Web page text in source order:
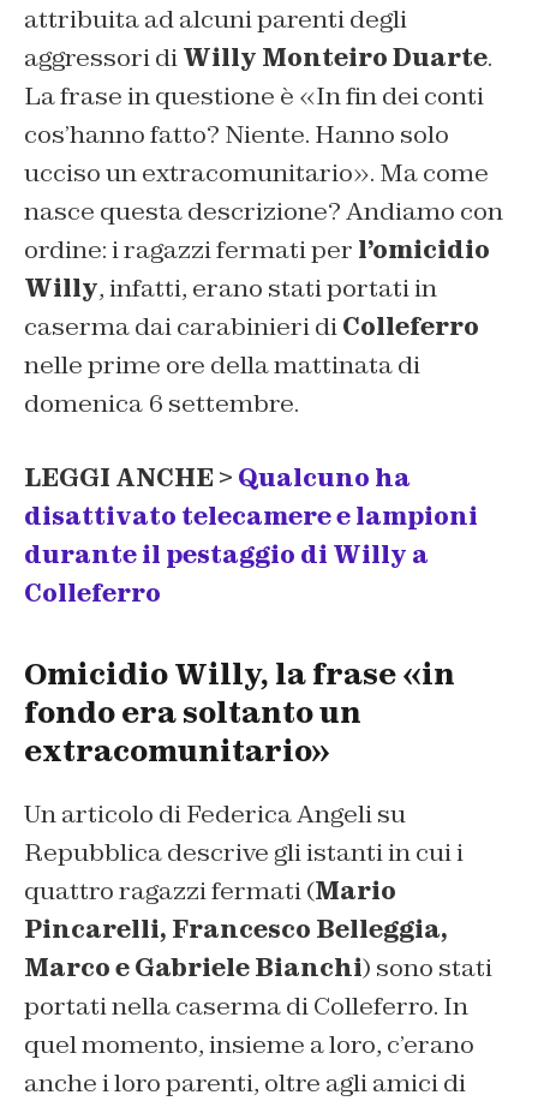
attribuita ad alcuni parenti degli
aggressori diWilly Monteiro Duarte.
La frase in questione è «In fin dei conti
cos’hanno fatto? Niente. Hanno solo
ucciso un extracomunitario». Ma come
nasce questa descrizione? Andiamo con
ordine: i ragazzi fermati per l’omicidio
Willy, infatti, erano stati portati in
caserma dai carabinieri diColleferro
nelle prime ore della mattinata di
domenica 6 settembre.
LEGGI ANCHE > Qualcuno ha
disattivato telecamere e lampioni
durante il pestaggio di Willy a
Colleferro
Omicidio Willy, la frase «in
fondo era soltanto un
extracomunitario»
Un articolo di Federica Angeli su
Repubblica descrive gli istanti in cui i
quattro ragazzi fermati (Mario
Pincarelli, Francesco Belleggia,
Marco e Gabriele Bianchi) sono stati
portati nella caserma di Colleferro. In
quel momento, insieme a loro, c’erano
anche i loro parenti, oltre agli amici di